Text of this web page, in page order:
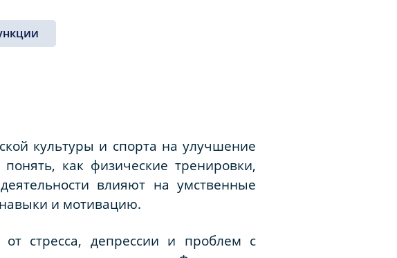
культуры и спорта на улучшение
как физические тренировки,
влияют на умственные
и мотивацию.
стресса, депрессии и проблем с